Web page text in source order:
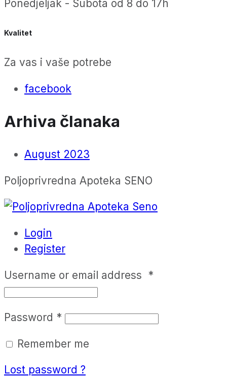
Ponedjeljak - Subota od 8 do 17h
Kvalitet
Za vas i vaše potrebe
facebook
Arhiva članaka
August 2023
Poljoprivredna Apoteka SENO
Login
Register
Username or email address *
Password *
Remember me
Lost password ?